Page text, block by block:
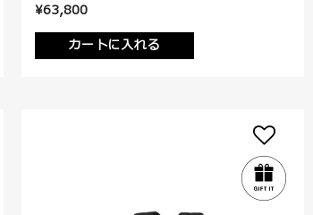
¥63,800
カートに入れる